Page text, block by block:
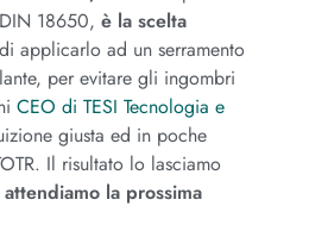
18650, è la scelta
applicarlo ad un serramento
per evitare gli ingombri
CEO di TESI Tecnologia e
giusta ed in poche
Il risultato lo lasciamo
la prossima